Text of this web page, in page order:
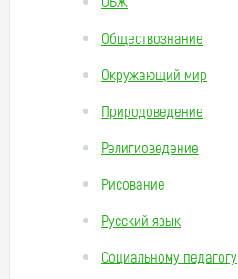
Обществознание
Окружающий мир
Природоведение
Религиоведение
Рисование
Русский язык
Социальному педагогу